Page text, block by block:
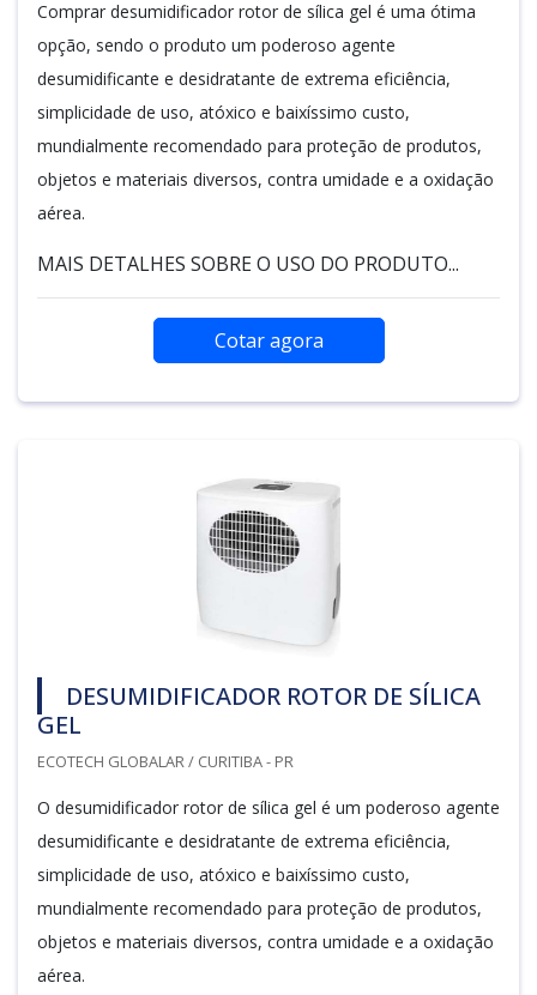
Comprar desumidificador rotor de sílica gel é uma ótima
opção, sendo o produto um poderoso agente
desumidificante e desidratante de extrema eficiência,
simplicidade de uso, atóxico e baixíssimo custo,
mundialmente recomendado para proteção de produtos,
objetos e materiais diversos, contra umidade e a oxidação
aérea.
MAIS DETALHES SOBRE O USO DO PRODUTO...
Cotar agora
DESUMIDIFICADOR ROTOR DE SÍLICA
GEL
ECOTECH GLOBALAR / CURITIBA - PR
O desumidificador rotor de sílica gel é um poderoso agente
desumidificante e desidratante de extrema eficiência,
simplicidade de uso, atóxico e baixíssimo custo,
mundialmente recomendado para proteção de produtos,
objetos e materiais diversos, contra umidade e a oxidação
aérea.